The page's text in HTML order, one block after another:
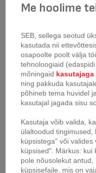
toote kood:K2300814
Toode välja müüdud
Ingenio Wood köögiriistad
silikoonrõngastega, mis on
toiduvalmistamine
kattekihi kriimustusoht.
käeulatuses täiusliku
soojust juhtima, et tagada
toiduvalmistamine. Avasta
valik, mis on pärit 100%
süüvaba toiduvalmistamise
Ingenio Wood köögiriistad ja
loodusliku Tefal Natura
Me hoolime
SEB, sellega seotud
kasutada nii
osapoolte poolt välja
tehnoloogiaid
mõningaid kasutajaga
ning pakkuda
põhineb tema huvidel
kasutajal jagada sisu
Kasutaja võib valida,
ülaltoodud
küpsistega" või valides
küpsised". Märkus: kui
pole nõusolekut antud,
küpsisefaile, mis on